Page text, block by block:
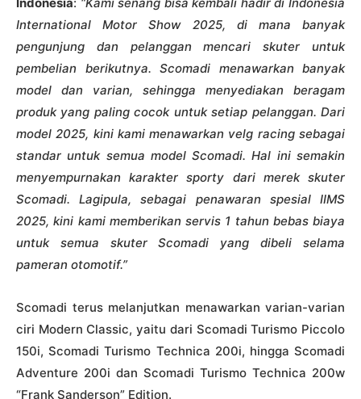
International Motor Show 2025, di mana banyak
pengunjung dan pelanggan mencari skuter untuk
pembelian berikutnya. Scomadi menawarkan banyak
model dan varian, sehingga menyediakan beragam
produk yang paling cocok untuk setiap pelanggan. Dari
model 2025, kini kami menawarkan velg racing sebagai
standar untuk semua model Scomadi. Hal ini semakin
menyempurnakan karakter sporty dari merek skuter
Scomadi. Lagipula, sebagai penawaran spesial IIMS
2025, kini kami memberikan servis 1 tahun bebas biaya
untuk semua skuter Scomadi yang dibeli selama
pameran otomotif.”
Scomadi terus melanjutkan menawarkan varian-varian
ciri Modern Classic, yaitu dari Scomadi Turismo Piccolo
150i, Scomadi Turismo Technica 200i, hingga Scomadi
Adventure 200i dan Scomadi Turismo Technica 200w
“Frank Sanderson” Edition.